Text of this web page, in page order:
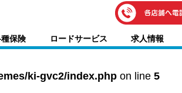
伊藤車輌（
050-5851-
050-5851-
保険 ロードサービス 求人情報
ki-gvc2/index.php on line 5